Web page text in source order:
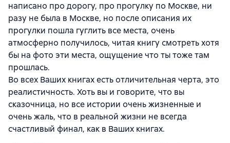
написано про дорогу, про прогулку по Москве, ни
разу не была в Москве, но после описания их
прогулки пошла гуглить все места, очень
атмосферно получилось, читая книгу смотреть хотя
бы на фото эти места, ощущение что ты тоже там
прошлась.
Во всех Ваших книгах есть отличительная черта, это
реалистичность. Хоть вы и говорите, что вы
сказочница, но все истории очень жизненные и
очень жаль, что в реальной жизни не всегда
счастливый финал, как в Ваших книгах.